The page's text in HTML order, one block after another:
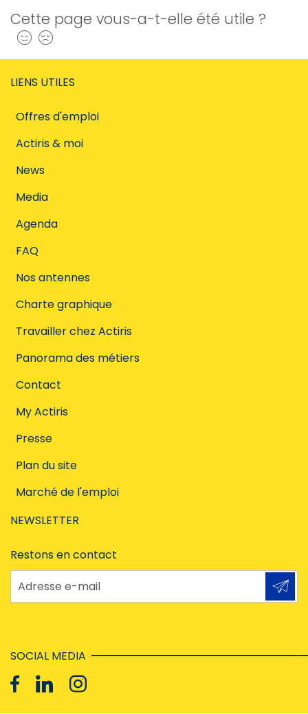
Cette page vous-a-t-elle été utile ?
Oui
LIENS UTILES
Offres d'emploi
Actiris & moi
News
Media
Agenda
FAQ
Nos antennes
Charte graphique
Travailler chez Actiris
Panorama des métiers
Contact
My Actiris
Presse
Plan du site
Marché de l'emploi
NEWSLETTER
Restons en contact
Adresse e-mail
SOCIAL MEDIA